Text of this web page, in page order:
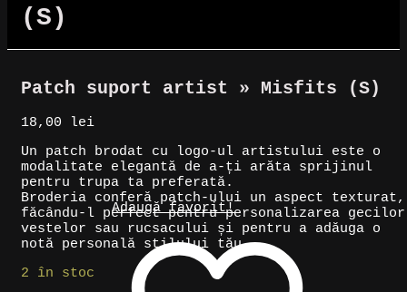
(S)
Patch suport artist » Misfits (S)
18,00
lei
Un patch brodat cu logo-ul artistului este o
modalitate elegantă de a-ți arăta sprijinul
pentru trupa ta preferată.
Broderia conferă patch-ului un aspect texturat,
făcându-l perfect pentru personalizarea
vestelor sau rucsacului și pentru a adăuga o
notă personală stilului tău.
2 în stoc
Adaugă favorit!